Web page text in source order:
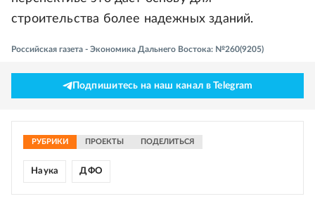
строительства более надежных зданий.
Российская газета - Экономика Дальнего Востока: №260(9205)
Подпишитесь на наш канал в Telegram
РУБРИКИ ПРОЕКТЫ ПОДЕЛИТЬСЯ
Наука ДФО